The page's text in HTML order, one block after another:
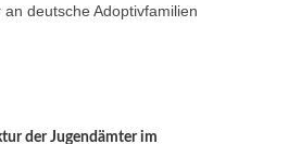
deutsche Adoptivfamilien
der Jugendämter im